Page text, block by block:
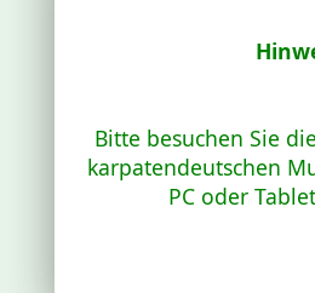
Bitte besuchen Sie
karpatendeutschen
PC oder